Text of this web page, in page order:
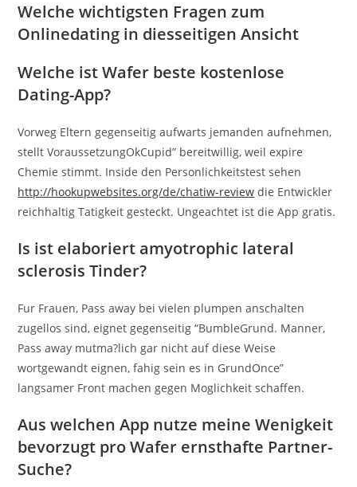
Welche wichtigsten Fragen zum
Onlinedating in diesseitigen Ansicht
Welche ist Wafer beste kostenlose
Dating-App?
Vorweg Eltern gegenseitig aufwarts jemanden aufnehmen,
stellt VoraussetzungOkCupid” bereitwillig, weil expire
Chemie stimmt. Inside den Personlichkeitstest sehen
http://hookupwebsites.org/de/chatiw-review die Entwickler
reichhaltig Tatigkeit gesteckt. Ungeachtet ist die App gratis.
Is ist elaboriert amyotrophic lateral
sclerosis Tinder?
Fur Frauen, Pass away bei vielen plumpen anschalten
zugellos sind, eignet gegenseitig “BumbleGrund. Manner,
Pass away mutma?lich gar nicht auf diese Weise
wortgewandt eignen, fahig sein es in GrundOnce”
langsamer Front machen gegen Moglichkeit schaffen.
Aus welchen App nutze meine Wenigkeit
bevorzugt pro Wafer ernsthafte Partner-
Suche?